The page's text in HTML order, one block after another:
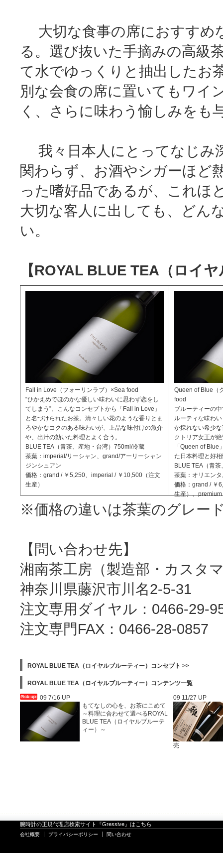
大切な食事の席におすすめ
る。選び抜いた手摘みの高級
て水でゆっくりと抽出したお
別な会食の席に置いてもワイ
く、さらに味わう愉しみをも
我々日本人にとってなじみ
関わらず、お酒やシガーほど
った嗜好品であるが、これほ
大切な客人に出しても、どん
い。
【ROYAL BLUE TEA（ロイ
Fall in Love（フォーリンラブ）×Sea food
“ひかえめでほのかな優しい味わいに思わず恋をし
てしまう”、こんなコンセプトから「Fall in Love」
と名づけられたお茶。清々しい花のような香りとま
ろやかなコクのある味わいが、上品な味付けの魚介
や、出汁の効いた料理とよく合う。
BLUE TEA（青茶、産地・台湾）750ml/冷蔵
茶葉：imperial/リーシャン、grand/アーリーシャン
ジンシュアン
価格：grand / ￥5,250、imperial / ￥10,500（注文
生産）
Queen of Blue（
food
ブルーティーの
ルーティな味わ
か採れない希少
クトリア女王が
「Queen of Blue
た日本料理と好
BLUE TEA（青
茶葉：オリエン
価格：grand / ￥
生産）、
※価格の違いは茶葉のグレー
【問い合わせ先】
湘南茶工房（製造部・カスタ
神奈川県藤沢市川名2-5-31
注文専用ダイヤル：0466-29-
注文専門FAX：0466-28-0857
ROYAL BLUE TEA（ロイヤルブルーティー）コンセプト >>
ROYAL BLUE TEA（ロイヤルブルーティー）コンテンツ一覧
09 7/16 UP
もてなしの心を、お茶にこめて
～料理に合わせて選べるROYAL
BLUE TEA（ロイヤルブルーテ
ィー）～
09 11/27 UP
売
腕時計の正規代理店検索サイト『Gressive』はこちら
会社概要 プライバシーポリシー 問い合わせ